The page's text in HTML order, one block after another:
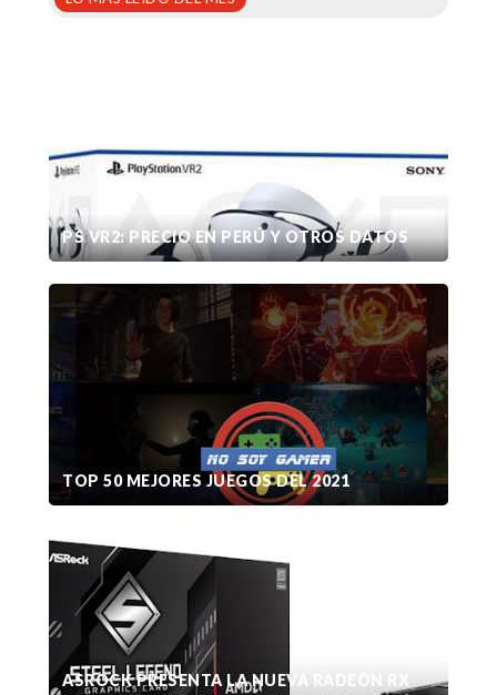
PS VR2: PRECIO EN PERÚ Y OTROS DATOS
TOP 50 MEJORES JUEGOS DEL 2021
ASROCK PRESENTA LA NUEVA RADEON RX